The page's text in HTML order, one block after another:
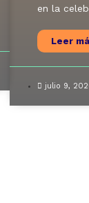
en la
Leer
julio 9,